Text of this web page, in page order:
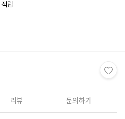
적립
리뷰 문의하기